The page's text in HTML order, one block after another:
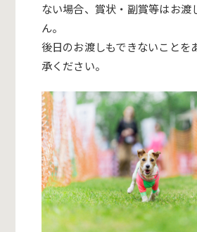
ない場合、賞状・副賞等はお渡
ん。
後日のお渡しもできないことを
承ください。